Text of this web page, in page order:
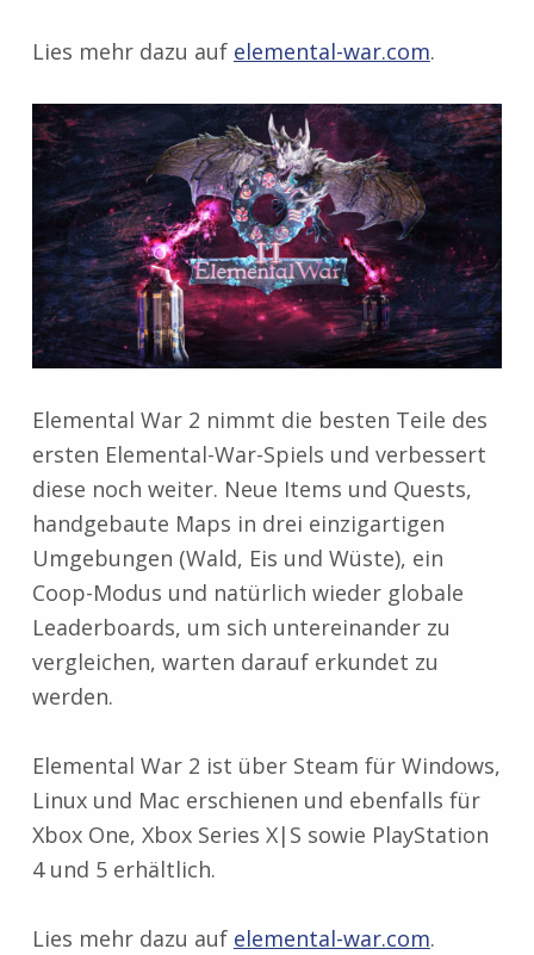
Lies mehr dazu auf elemental-war.com.
Elemental War 2 nimmt die besten Teile des
ersten Elemental-War-Spiels und verbessert
diese noch weiter. Neue Items und Quests,
handgebaute Maps in drei einzigartigen
Umgebungen (Wald, Eis und Wüste), ein
Coop-Modus und natürlich wieder globale
Leaderboards, um sich untereinander zu
vergleichen, warten darauf erkundet zu
werden.
Elemental War 2 ist über Steam für Windows,
Linux und Mac erschienen und ebenfalls für
Xbox One, Xbox Series X|S sowie PlayStation
4 und 5 erhältlich.
Lies mehr dazu auf elemental-war.com.